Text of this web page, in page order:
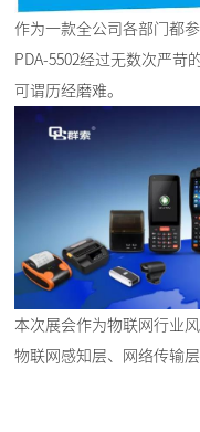
作为一款全公司各部门都
PDA-5502经过无数次严苛
可谓历经磨难。
本次展会作为物联网行业
物联网感知层、网络传输